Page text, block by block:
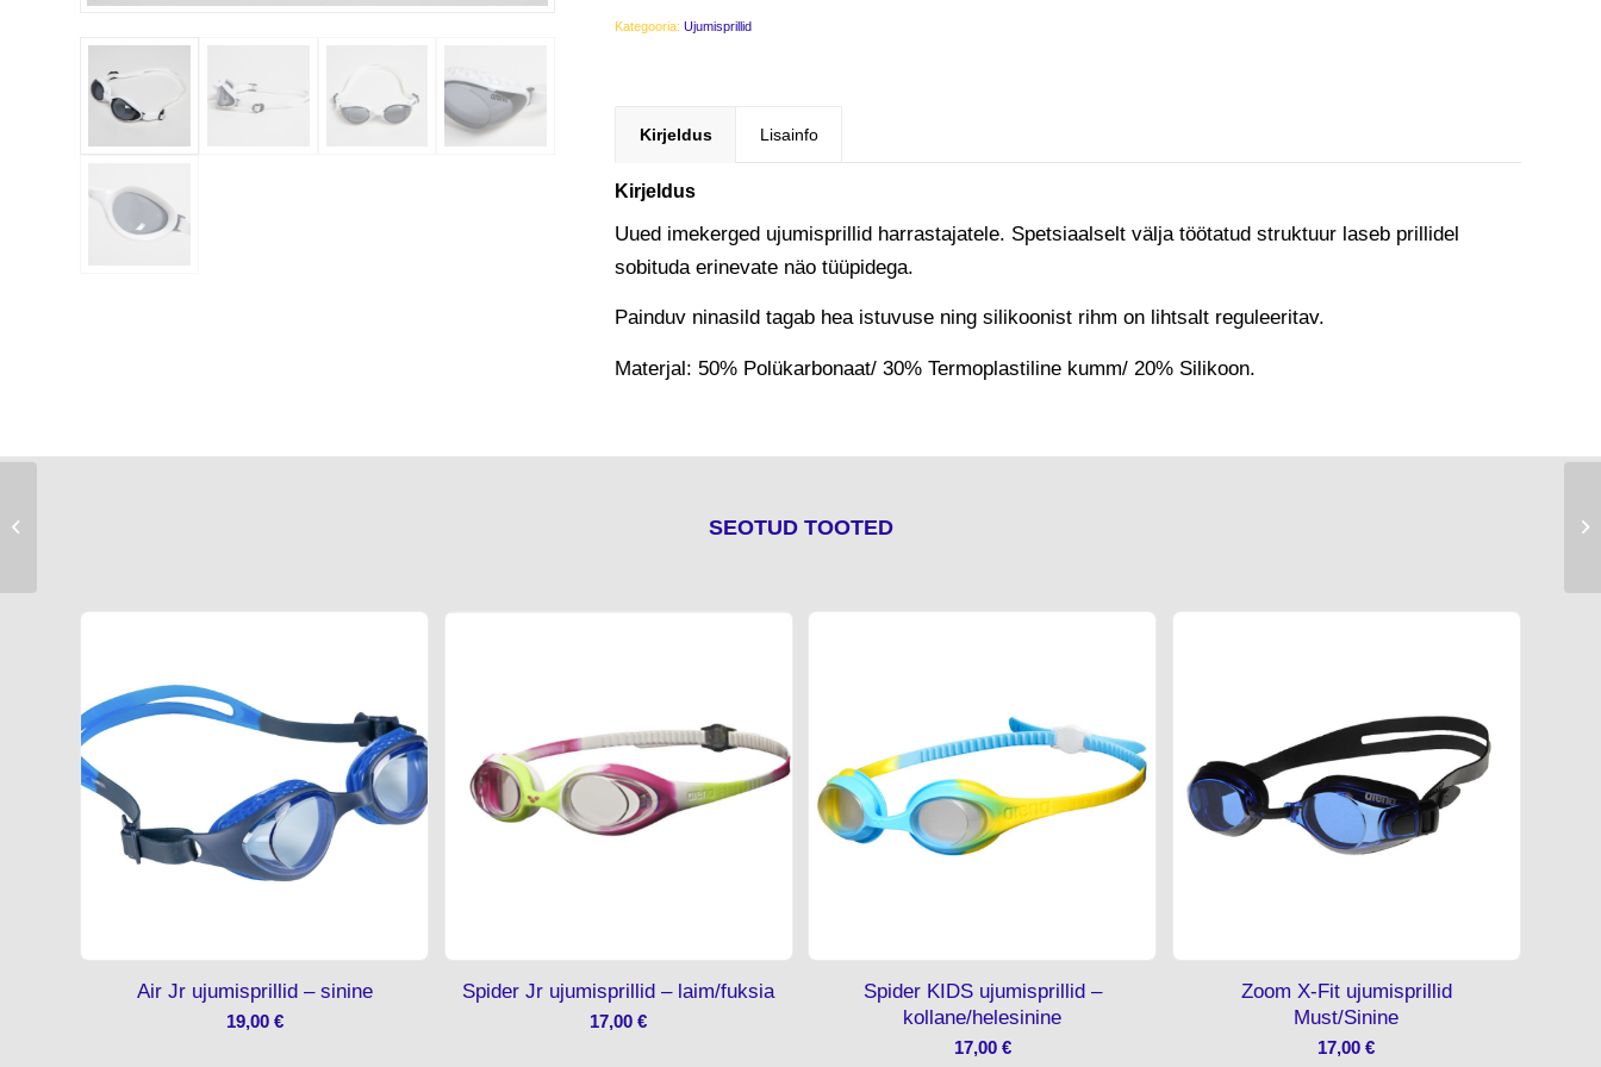
Kategooria:Ujumisprillid
Kirjeldus Lisainfo
Kirjeldus
Uued imekerged ujumisprillid harrastajatele. Spetsiaalselt välja töötatud struktuur laseb prillidel
sobituda erinevate näo tüüpidega.
Painduv ninasild tagab hea istuvuse ning silikoonist rihm on lihtsalt reguleeritav.
Materjal: 50% Polükarbonaat/ 30% Termoplastiline kumm/ 20% Silikoon.
SEOTUD TOOTED
Air Jr ujumisprillid – sinine
19,00 €
Spider Jr ujumisprillid – laim/fuksia
17,00€
Spider KIDS ujumisprillid –
kollane/helesinine
17,00 €
Zoom X-Fit ujumisprillid
Must/Sinine
17,00€